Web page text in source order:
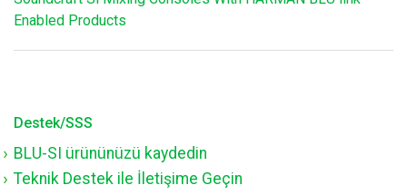
Enabled Products
Destek/SSS
BLU-SI ürününüzü kaydedin
Teknik Destek ile İletişime Geçin